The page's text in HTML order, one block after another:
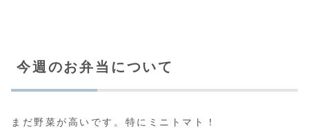
今週のお弁当について
まだ野菜が高いです。特にミニトマト！